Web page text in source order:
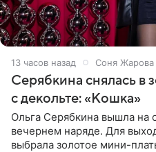
13 часов назад Соня Жарова
Серябкина снялась в
с декольте: «Кошка»
Ольга Серябкина вышла на
вечернем наряде. Для
выбрала золотое мини-